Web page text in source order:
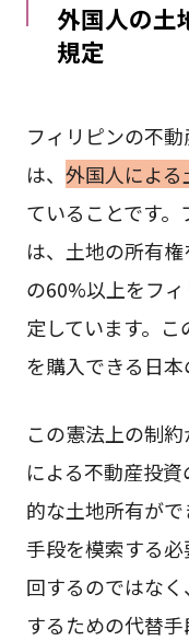
外国人の土
規定
フィリピンの不
は、 外国人によ
ていることです
は、土地の所有
の60%以上をフ
定しています。
を購入できる日本
この憲法上の制
による不動産投
的な土地所有が
手段を模索する
回するのではな
するための代替